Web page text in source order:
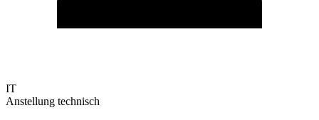
IT
Anstellung technisch